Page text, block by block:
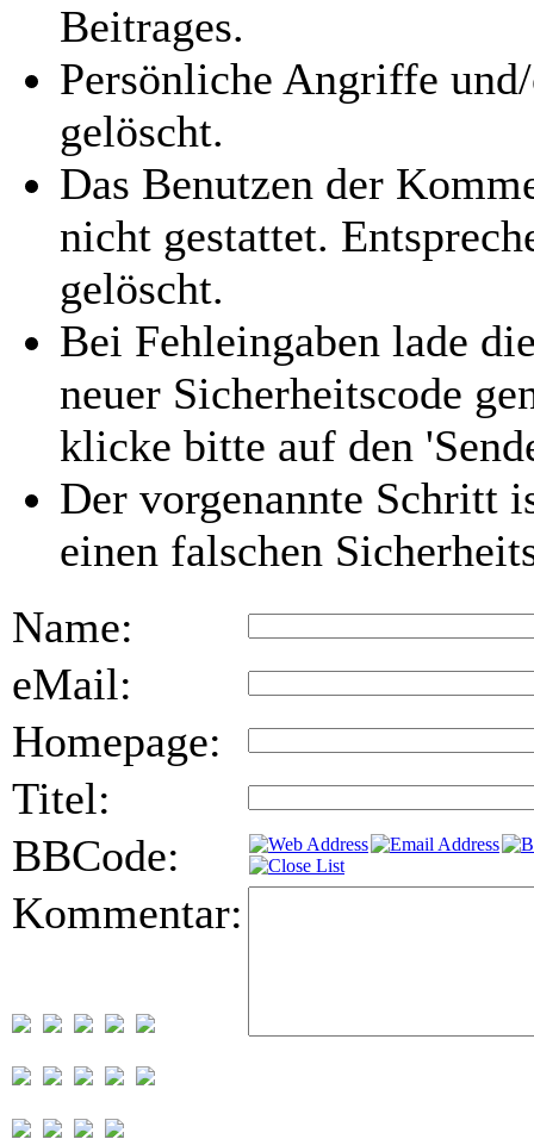
Beitrages.
Persönliche Angriffe
gelöscht.
Das Benutzen der
nicht gestattet.
gelöscht.
Bei Fehleingaben lade
neuer Sicherheitscode
klicke bitte auf den
Der vorgenannte Schritt
einen falschen
Name:
eMail:
Homepage:
Titel:
BBCode:
Kommentar: